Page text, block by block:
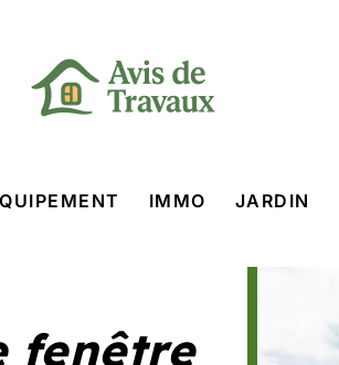
IMMO JARDIN
fenêtre